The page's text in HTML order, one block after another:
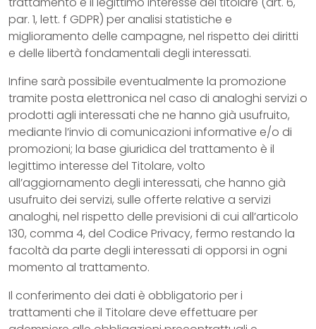
par. 1, lett. f GDPR) per analisi statistiche e
miglioramento delle campagne, nel rispetto dei diritti
e delle libertà fondamentali degli interessati.
Infine sarà possibile eventualmente la promozione
tramite posta elettronica nel caso di analoghi servizi o
prodotti agli interessati che ne hanno già usufruito,
mediante l’invio di comunicazioni informative e/o di
promozioni; la base giuridica del trattamento è il
legittimo interesse del Titolare, volto
all’aggiornamento degli interessati, che hanno già
usufruito dei servizi, sulle offerte relative a servizi
analoghi, nel rispetto delle previsioni di cui all’articolo
130, comma 4, del Codice Privacy, fermo restando la
facoltà da parte degli interessati di opporsi in ogni
momento al trattamento.
Il conferimento dei dati è obbligatorio per i
trattamenti che il Titolare deve effettuare per